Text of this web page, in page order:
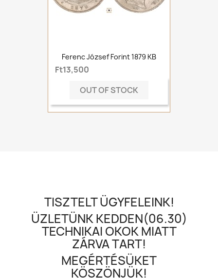
Ferenc József Forint 1879 KB
Ft13,500
OUT OF STOCK
TISZTELT ÜGYFELEINK!
ÜZLETÜNK KEDDEN(06.30)
TECHNIKAI OKOK MIATT
ZÁRVA TART!
MEGÉRTÉSÜKET
KÖSZÖNJÜK!